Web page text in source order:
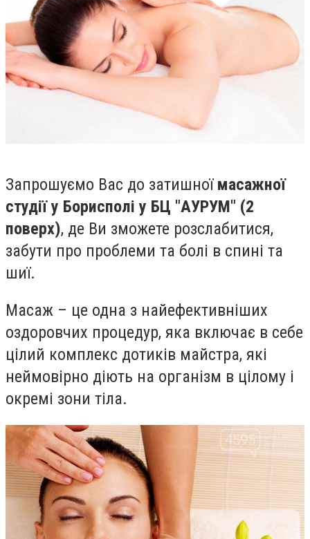
Запрошуємо Вас до затишної масажної
студії у Борисполі у БЦ "АУРУМ" (2
поверх), де Ви зможете розслабитися,
забути про проблеми та болі в спині та
шиї.
Масаж – це одна з найефективніших
оздоровчих процедур, яка включає в себе
цілий комплекс дотиків майстра, які
неймовірно діють на організм в цілому і
окремі зони тіла.